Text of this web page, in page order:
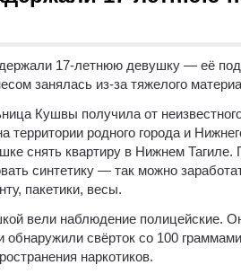
17-летнюю девушку — её
занялась из-за тяжелого
Кушвы получила от
территории родного города и
снять квартиру в Нижнем
синтетику — так можно
пакетики, весы.
вели наблюдение полицейские.
обнаружили свёрток со 100
наркотиков.